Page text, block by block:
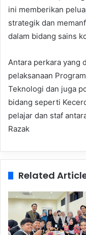
ini memberikan
strategik dan
dalam bidang sains
Antara perkara yang
pelaksanaan
Teknologi dan juga
bidang seperti
pelajar dan staf
Razak
Related